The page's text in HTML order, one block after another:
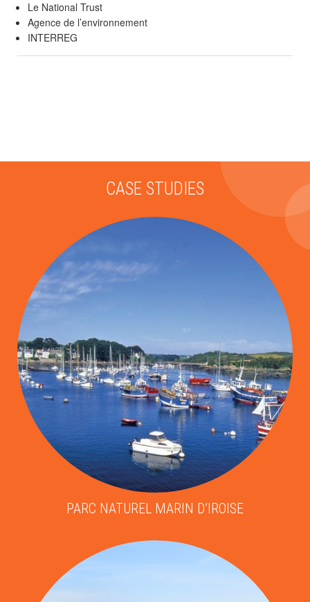
Le National Trust
Agence de l’environnement
INTERREG
CASE STUDIES
PARC NATUREL MARIN D’IROISE